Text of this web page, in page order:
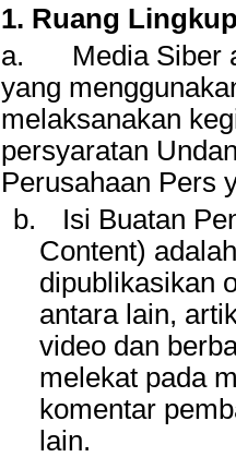
1. Ruang
a.
Media Siber
yang
melaksanakan
persyaratan
Perusahaan Pers
b.
Isi Buatan
Content)
dipublikasikan
antara lain,
video dan
melekat pada
komentar
lain.